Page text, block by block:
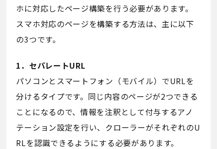
ホに対応したページ構築を行う必要があります。
スマホ対応のページを構築する方法は、主に以下
の3つです。
1．セパレートURL
パソコンとスマートフォン（モバイル）でURLを
分けるタイプです。同じ内容のページが2つできる
ことになるので、情報を注釈として付与するアノ
テーション設定を行い、クローラーがそれぞれのU
RLを認識できるようにする必要があります。